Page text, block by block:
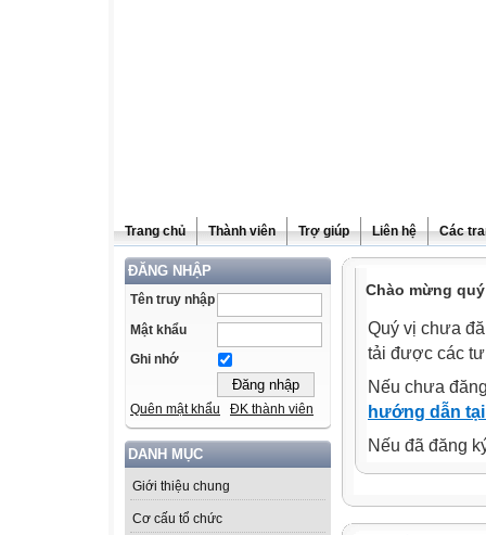
Trang chủ Thành viên Trợ giúp Liên hệ Các
ĐĂNG NHẬP
Tên truy nhập
Mật khẩu
Ghi nhớ
Quên mật khẩu ĐK thành viên
DANH MỤC
Giới thiệu chung
Cơ cấu tổ chức
Chào mừng
Quý vị chưa
tải được các
Nếu chưa
hướng dẫn
Nếu đã đăng